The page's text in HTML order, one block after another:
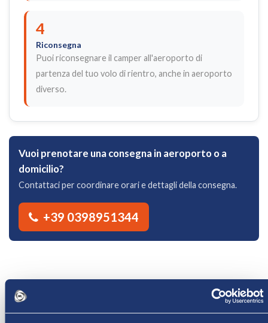
4
Riconsegna
Puoi riconsegnare il camper all'aeroporto di
partenza del tuo volo di rientro, anche in aeroporto
diverso.
Vuoi prenotare una consegna in aeroporto o a
domicilio?
Contattaci per coordinare orari e dettagli della consegna.
+39 0398951344
INSERISCI LE DATE PER CONOSCERE